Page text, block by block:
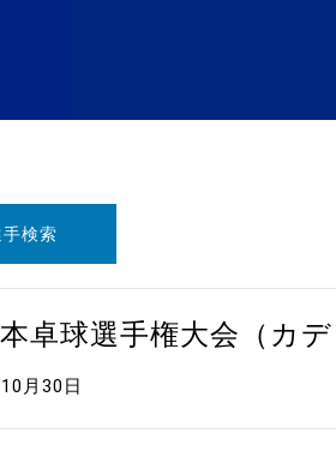
手検索
球選手権大会（カデ
月30日